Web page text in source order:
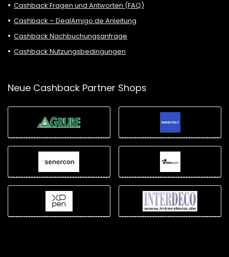
Cashback Fragen und Antworten (FAQ)
Cashback – DealAmigo.de Anleitung
Cashback Nachbuchungsanfrage
Cashback Nutzungsbedingungen
Neue Cashback Partner Shops